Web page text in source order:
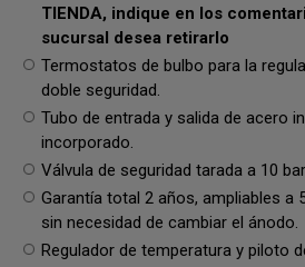
TIENDA, indique en los
sucursal desea retirarlo
Termostatos de bulbo para la
doble seguridad.
Tubo de entrada y salida de acero
incorporado.
Válvula de seguridad tarada a 10
Garantía total 2 años, ampliables a
sin necesidad de cambiar el ánodo.
Regulador de temperatura y piloto